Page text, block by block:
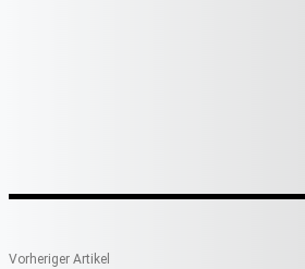
Vorheriger Artikel